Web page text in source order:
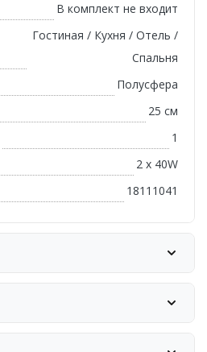
В комплект не входит
Гостиная / Кухня / Отель /
Спальня
Полусфера
25 см
1
2 х 40W
18111041